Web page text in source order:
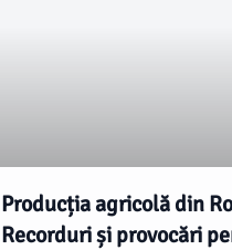
Producția agricolă din
Recorduri și provocări